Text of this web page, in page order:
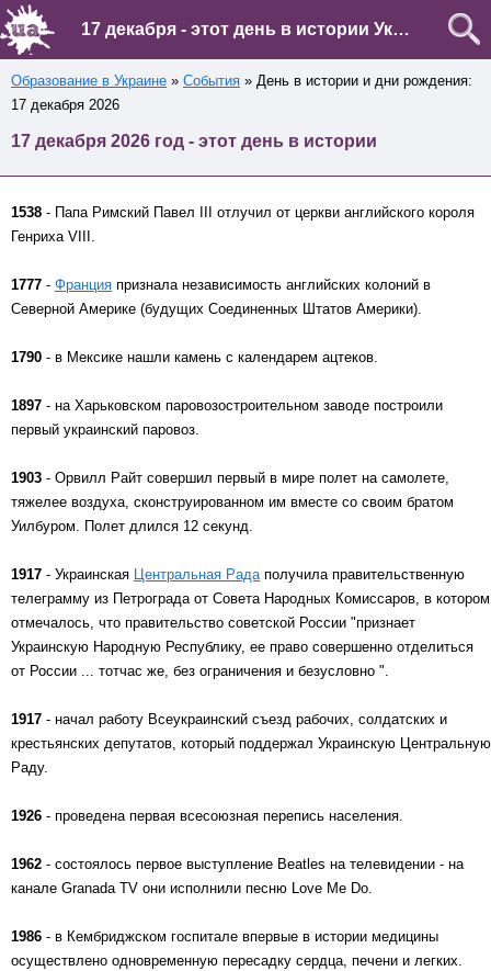
17 декабря - этот день в истории Украины и мира
Образование в Украине » События » День в истории и дни рождения:
17 декабря 2026
17 декабря 2026 год - этот день в истории
1538 - Папа Римский Павел III отлучил от церкви английского короля
Генриха VIII.
1777 - Франция признала независимость английских колоний в
Северной Америке (будущих Соединенных Штатов Америки).
1790 - в Мексике нашли камень с календарем ацтеков.
1897 - на Харьковском паровозостроительном заводе построили
первый украинский паровоз.
1903 - Орвилл Райт совершил первый в мире полет на самолете,
тяжелее воздуха, сконструированном им вместе со своим братом
Уилбуром. Полет длился 12 секунд.
1917 - Украинская Центральная Радаполучила правительственную
телеграмму из Петрограда от Совета Народных Комиссаров, в котором
отмечалось, что правительство советской России "признает
Украинскую Народную Республику, ее право совершенно отделиться
от России ... тотчас же, без ограничения и безусловно ".
1917 - начал работу Всеукраинский съезд рабочих, солдатских и
крестьянских депутатов, который поддержал Украинскую Центральную
Раду.
1926 - проведена первая всесоюзная перепись населения.
1962 - состоялось первое выступление Beatles на телевидении - на
канале Granada TV они исполнили песню Love Me Do.
1986 - в Кембриджском госпитале впервые в истории медицины
осуществлено одновременную пересадку сердца, печени и легких.